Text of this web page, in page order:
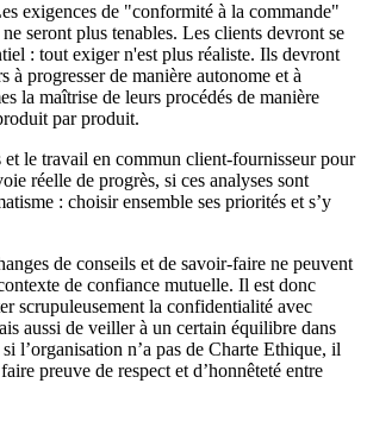
exigences de "conformité à la commande"
seront plus tenables. Les clients devront se
: tout exiger n'est plus réaliste. Ils devront
à progresser de manière autonome et à
la maîtrise de leurs procédés de manière
par produit.
et le travail en commun client-fournisseur pour
réelle de progrès, si ces analyses sont
: choisir ensemble ses priorités et s’y
de conseils et de savoir-faire ne peuvent
de confiance mutuelle. Il est donc
scrupuleusement la confidentialité avec
aussi de veiller à un certain équilibre dans
l’organisation n’a pas de Charte Ethique, il
preuve de respect et d’honnêteté entre